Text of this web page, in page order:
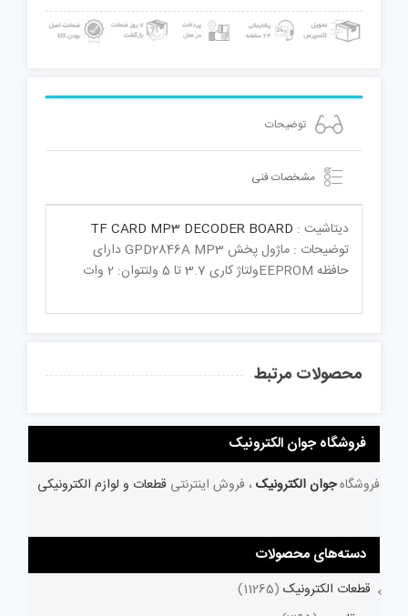
توضیحات
مشخصات فنی
دیتاشیت : TF CARD MP3 DECODER BOARD
توضیحات : ماژول پخش GPD2846A MP3 دارای
حافظه EEPROMولتاژ کاری 3.7 تا 5 ولتتوان: 2 وات
محصولات مرتبط
فروشگاه جوان الکترونیک
فروشگاهجوان الکترونیک ، فروش اینترنتی قطعات و لوازم الکترونیکی
دسته‌های محصولات
قطعات الکترونیک (11265)